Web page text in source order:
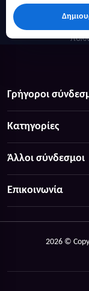
Γρήγοροι
Κατηγορίες
Άλλοι σύνδεσμοι
Επικοινωνία
2026 ©